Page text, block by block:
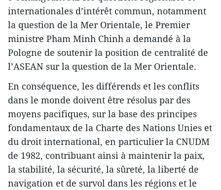
internationales d’intérêt commun, notamment
la question de la Mer Orientale, le Premier
ministre Pham Minh Chinh a demandé à la
Pologne de soutenir la position de centralité de
l’ASEAN sur la question de la Mer Orientale.
En conséquence, les différends et les conflits
dans le monde doivent être résolus par des
moyens pacifiques, sur la base des principes
fondamentaux de la Charte des Nations Unies et
du droit international, en particulier la CNUDM
de 1982, contribuant ainsi à maintenir la paix,
la stabilité, la sécurité, la sûreté, la liberté de
navigation et de survol dans les régions et le